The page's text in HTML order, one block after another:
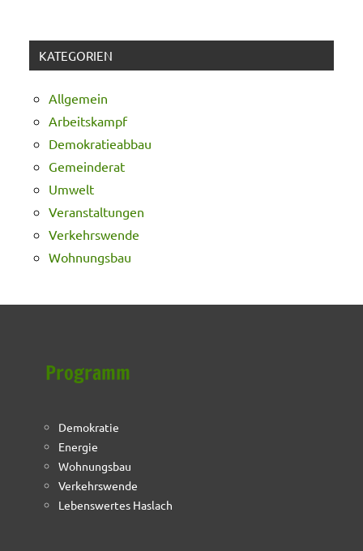
KATEGORIEN
Allgemein
Arbeitskampf
Demokratieabbau
Gemeinderat
Umwelt
Veranstaltungen
Verkehrswende
Wohnungsbau
Programm
Demokratie
Energie
Wohnungsbau
Verkehrswende
Lebenswertes Haslach